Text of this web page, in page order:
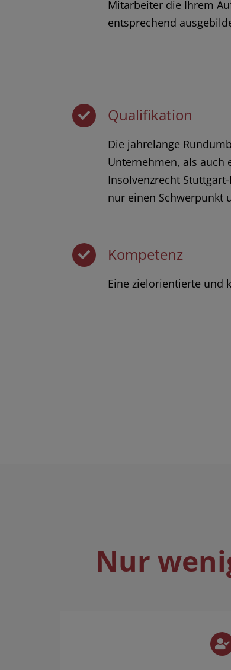
Mitarbeiter die Ihrem
entsprechend
Qualifikation
Die jahrelange
Unternehmen, als auch
Insolvenzrecht
nur einen Schwerpunkt
Kompetenz
Eine zielorientierte und
Nur